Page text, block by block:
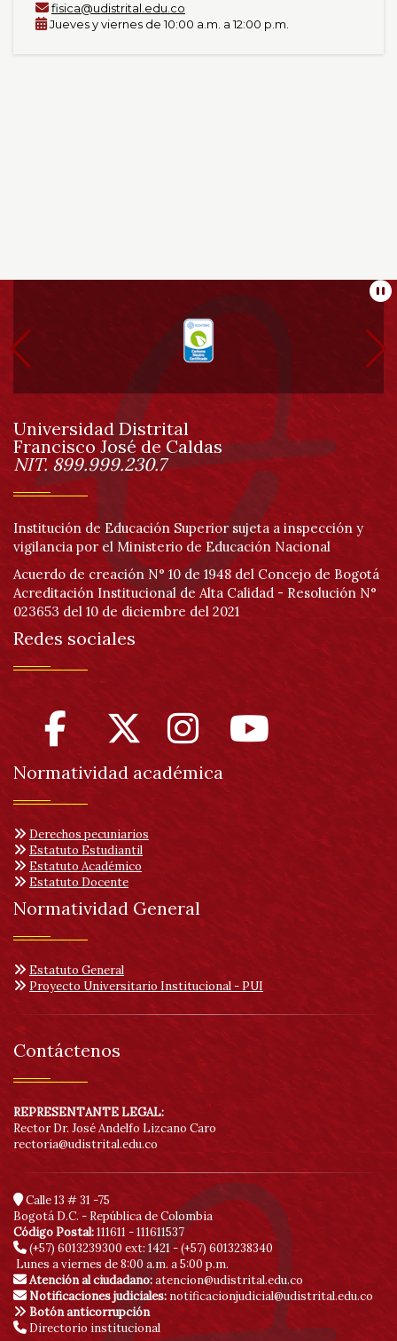
fisica@udistrital.edu.co
Jueves y viernes de 10:00 a.m. a 12:00 p.m.
Información
pie
de
página
Información
Universidad Distrital
Francisco José de Caldas
NIT. 899.999.230.7
Institución de Educación Superior sujeta a inspección y
vigilancia por el Ministerio de Educación Nacional
Acuerdo de creación N° 10 de 1948 del Concejo de Bogotá
Acreditación Institucional de Alta Calidad - Resolución N°
023653 del 10 de diciembre del 2021
Redes sociales
Normatividad académica
Derechos pecuniarios
Estatuto Estudiantil
Estatuto Académico
Estatuto Docente
Normatividad General
Estatuto General
Proyecto Universitario Institucional - PUI
Contáctenos
REPRESENTANTE LEGAL:
Rector Dr. José Andelfo Lizcano Caro
rectoria@udistrital.edu.co
Calle 13 # 31 -75
Bogotá D.C. - República de Colombia
Código Postal:111611 - 111611537
(+57) 6013239300 ext: 1421 - (+57) 6013238340
Lunes a viernes de 8:00 a.m. a 5:00 p.m.
Atención al ciudadano:atencion@udistrital.edu.co
Notificaciones judiciales: notificacionjudicial@udistrital.edu.co
Botón anticorrupción
Directorio institucional